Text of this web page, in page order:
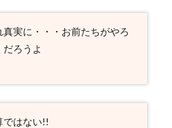
実に・・・お前たちがやろ
ろうよ
ではない!!